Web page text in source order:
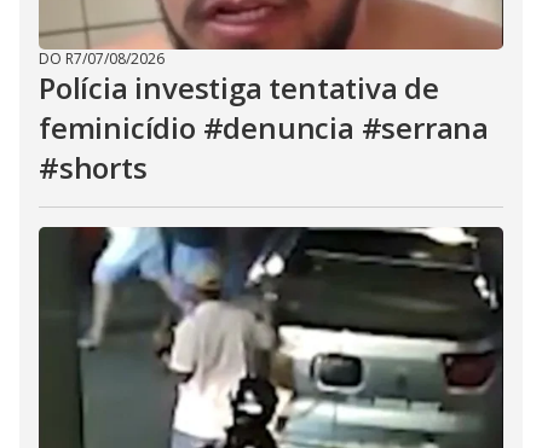
DO R7/07/08/2026
Polícia investiga tentativa de
feminicídio #denuncia #serrana
#shorts